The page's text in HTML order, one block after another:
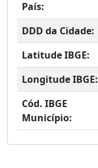
País:
DDD da Cidade:
Latitude IBGE:
Longitude IBGE:
Cód. IBGE
Município: